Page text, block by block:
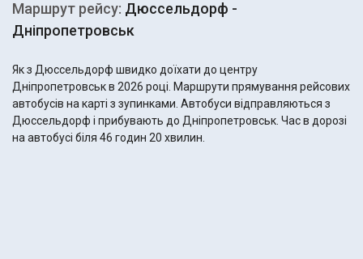
Маршрут рейсу: Дюссельдорф -
Дніпропетровськ
Як з Дюссельдорф швидко доїхати до центру
Дніпропетровськ в 2026 році. Маршрути прямування рейсових
автобусів на карті з зупинками. Автобуси відправляються з
Дюссельдорф і прибувають до Дніпропетровськ. Час в дорозі
на автобусі біля 46 годин 20 хвилин.